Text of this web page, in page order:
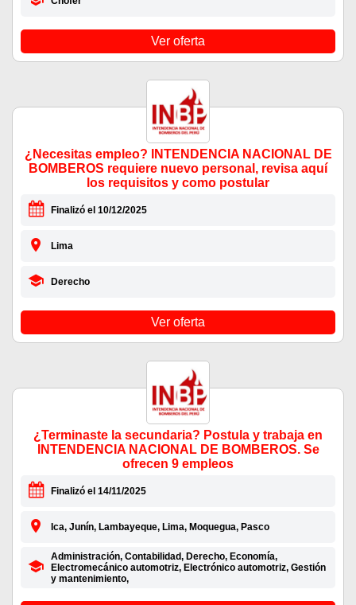
Ver oferta
¿Necesitas empleo? INTENDENCIA NACIONAL DE
BOMBEROS requiere nuevo personal, revisa aquí
los requisitos y como postular
Finalizó el 10/12/2025
Lima
Derecho
Ver oferta
¿Terminaste la secundaria? Postula y trabaja en
INTENDENCIA NACIONAL DE BOMBEROS. Se
ofrecen 9 empleos
Finalizó el 14/11/2025
Ica, Junín, Lambayeque, Lima, Moquegua, Pasco
Administración, Contabilidad, Derecho, Economía,
Electromecánico automotriz, Electrónico automotriz, Gestión
y mantenimiento,